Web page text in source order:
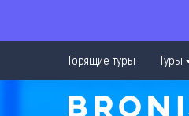
Горящие туры Туры